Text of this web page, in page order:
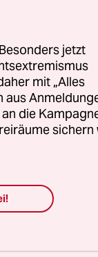
jetzt
mit „Alles
aus
die
sichern